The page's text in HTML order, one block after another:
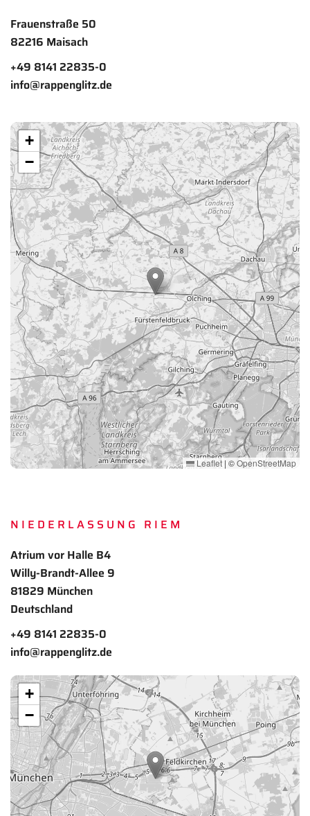
Frauenstraße 50
82216 Maisach
+49 8141 22835-0
info@rappenglitz.de
+
−
Leaflet | ©OpenStreetMap
NIEDERLASSUNG RIEM
Atrium vor Halle B4
Willy-Brandt-Allee 9
81829 München
Deutschland
+49 8141 22835-0
info@rappenglitz.de
+
−